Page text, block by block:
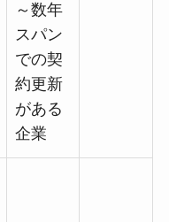
～数年
スパン
での契
約更新
がある
企業